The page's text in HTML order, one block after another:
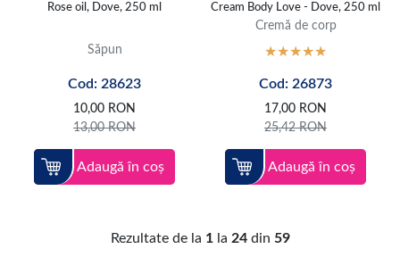
Rose oil, Dove, 250 ml
Săpun
Cod: 28623
10,00 RON
13,00RON
Adaugă în coș
Cream Body Love - Dove, 250 ml
Cremă de corp
Cod: 26873
17,00 RON
25,42RON
Adaugă în coș
Rezultate de la 1la 24din 59